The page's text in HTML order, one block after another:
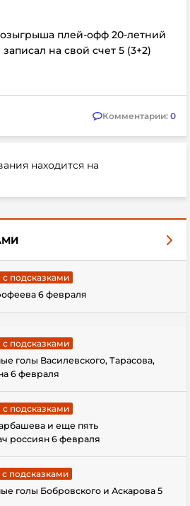
плей-офф 20-летний
на свой счет 5 (3+2)
Комментарии: 0
находится на
подсказками
6 февраля
подсказками
голы Василевского, Тарасова,
6 февраля
подсказками
и еще пять
россиян 6 февраля
подсказками
голы Бобровского и Аскарова 5